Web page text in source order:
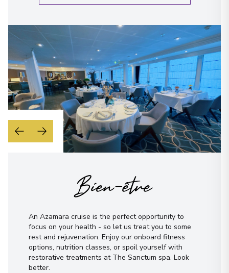
Bien-être
An Azamara cruise is the perfect opportunity to
focus on your health - so let us treat you to some
rest and rejuvenation. Enjoy our onboard fitness
options, nutrition classes, or spoil yourself with
restorative treatments at The Sanctum spa. Look
better.